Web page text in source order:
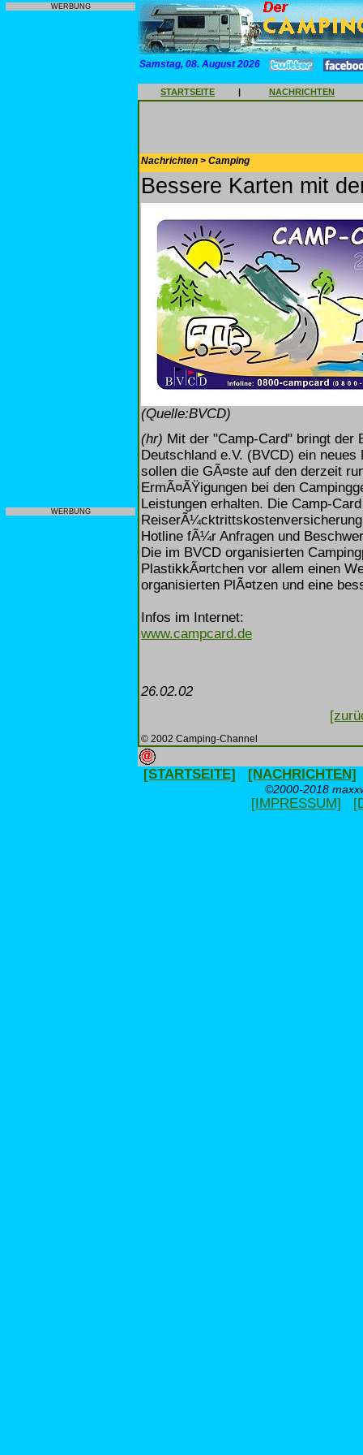
WERBUNG
WERBUNG
Samstag, 08. August 2026
STARTSEITE | NACHRICHTEN
Nachrichten > Camping
Bessere Karten mit
(Quelle:BVCD)
(hr) Mit der "Camp-Card" bringt der
Deutschland e.V. (BVCD) ein
sollen die GÃ¤ste auf den derzeit
ErmÃ¤ÃŸigungen bei den
Leistungen erhalten. Die Camp-
Hotline fÃ¼r Anfragen und
Die im BVCD organisierten
PlastikkÃ¤rtchen vor allem einen
organisierten PlÃ¤tzen und eine
Infos im Internet:
www.campcard.de
26.02.02
© 2002 Camping-Channel
[STARTSEITE] [NACHRICHTEN]
©2000-2018
[IMPRESSUM]